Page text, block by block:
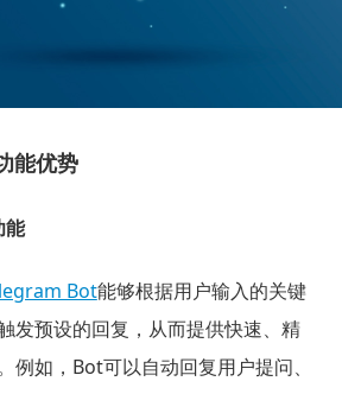
能优势
能
Bot能够根据用户输入的关键
发预设的回复，从而提供快速、精
例如，Bot可以自动回复用户提问、